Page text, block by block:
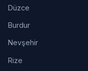
Düzce
Burdur
Nevşehir
Rize